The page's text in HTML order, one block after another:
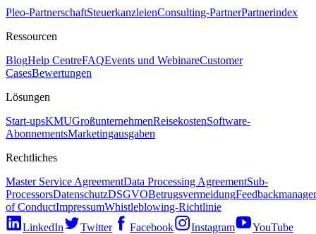
Pleo-PartnerschaftSteuerkanzleienConsulting-PartnerPartnerindex
Ressourcen
BlogHelp CentreFAQEvents und WebinareCustomer
CasesBewertungen
Lösungen
Start-upsKMUGroßunternehmenReisekostenSoftware-
AbonnementsMarketingausgaben
Rechtliches
Master Service AgreementData Processing AgreementSub-
ProcessorsDatenschutzDSGVOBetrugsvermeidung
of ConductImpressumWhistleblowing-Richtlinie
LinkedIn
Twitter Facebook Instagram
YouTube